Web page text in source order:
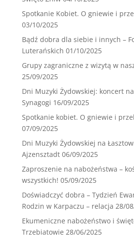
Spotkanie Kobiet. O gniewie i
03/10/2025
Bądź dobra dla siebie i innych –
Luterańskich 01/10/2025
Grupy zagraniczne z wizytą w
25/09/2025
Dni Muzyki Żydowskiej: koncert
Synagogi 16/09/2025
Spotkanie kobiet. O gniewie i
07/09/2025
Dni Muzyki Żydowskiej na
Ajzensztadt 06/09/2025
Zaproszenie na nabożeństwa –
wszystkich! 05/09/2025
Doświadczyć dobra – Tydzień
Rodzin w Karpaczu – relacja 28/
Ekumeniczne nabożeństwo i
Trzebiatowie 28/06/2025